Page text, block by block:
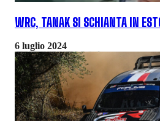
WRC, TANAK SI SCHIANTA IN
6 luglio 2024